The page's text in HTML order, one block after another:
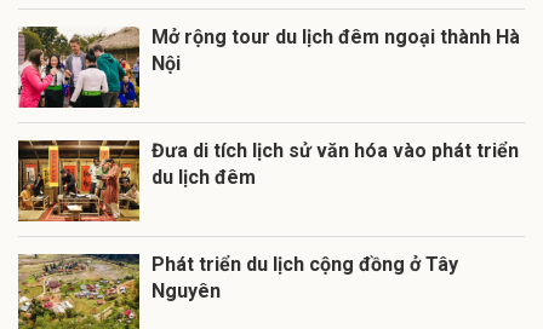
Mở rộng tour du lịch đêm ngoại thành Hà
Nội
Đưa di tích lịch sử văn hóa vào phát triển
du lịch đêm
Phát triển du lịch cộng đồng ở Tây
Nguyên